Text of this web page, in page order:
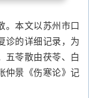
本文以苏州市口
诊的详细记录，为
五苓散由茯苓、白
仲景《伤寒论》记